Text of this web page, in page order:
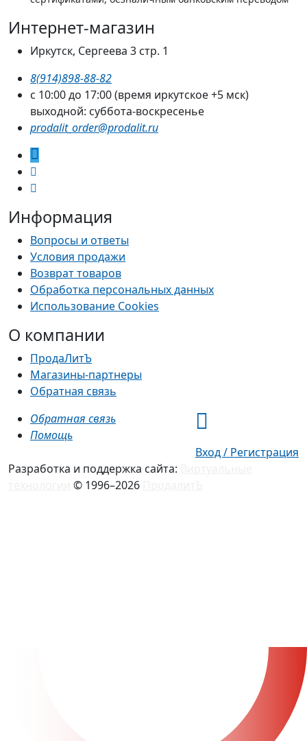
Интернет-магазин
Иркутск, Сергеева 3 стр. 1
8(914)898-88-82
с 10:00 до 17:00 (время иркутское +5 мск)
выходной: суббота-воскресенье
prodalit_order@prodalit.ru
Информация
Вопросы и ответы
Условия продажи
Возврат товаров
Обработка персональных данных
Использование Cookies
О компании
ПродаЛитЪ
Магазины-партнеры
Обратная связь
Обратная связь
Помощь
Вход / Регистрация
Разработка и поддержка сайта:
© 1996–2026